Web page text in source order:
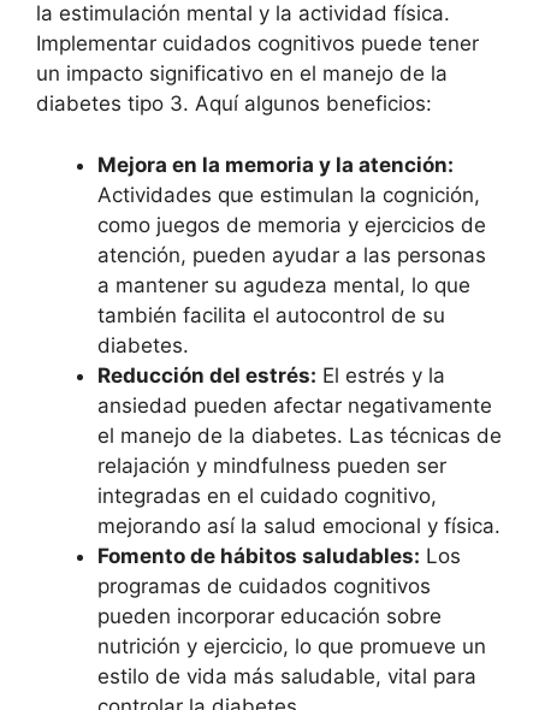
la estimulación mental y la actividad física.
Implementar cuidados cognitivos puede tener
un impacto significativo en el manejo de la
diabetes tipo 3. Aquí algunos beneficios:
Mejora en la memoria y la atención:
Actividades que estimulan la cognición,
como juegos de memoria y ejercicios de
atención, pueden ayudar a las personas
a mantener su agudeza mental, lo que
también facilita el autocontrol de su
diabetes.
Reducción del estrés: El estrés y la
ansiedad pueden afectar negativamente
el manejo de la diabetes. Las técnicas de
relajación y mindfulness pueden ser
integradas en el cuidado cognitivo,
mejorando así la salud emocional y física.
Fomento de hábitos saludables: Los
programas de cuidados cognitivos
pueden incorporar educación sobre
nutrición y ejercicio, lo que promueve un
estilo de vida más saludable, vital para